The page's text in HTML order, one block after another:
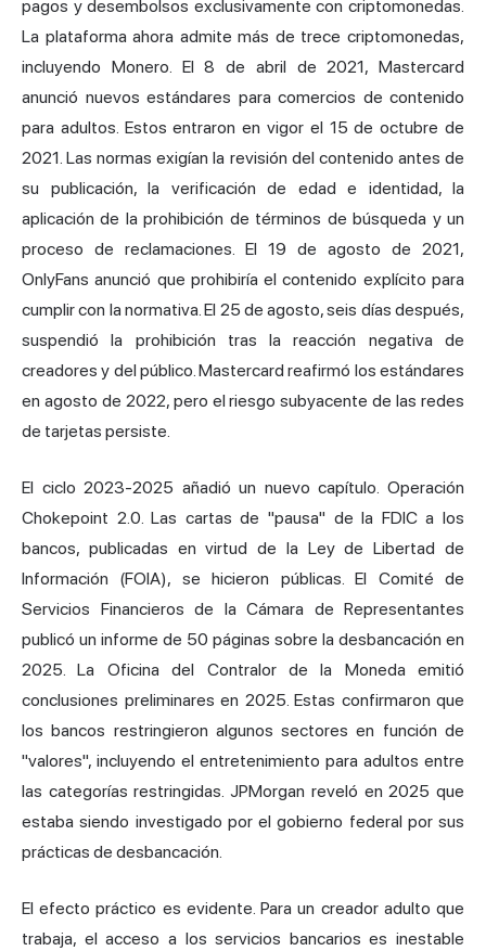
pagos y desembolsos exclusivamente con criptomonedas.
La plataforma ahora admite más de trece criptomonedas,
incluyendo Monero. El 8 de abril de 2021, Mastercard
anunció nuevos estándares para comercios de contenido
para adultos. Estos entraron en vigor el 15 de octubre de
2021. Las normas exigían la revisión del contenido antes de
su publicación, la verificación de edad e identidad, la
aplicación de la prohibición de términos de búsqueda y un
proceso de reclamaciones. El 19 de agosto de 2021,
OnlyFans anunció que prohibiría el contenido explícito para
cumplir con la normativa. El 25 de agosto, seis días después,
suspendió la prohibición tras la reacción negativa de
creadores y del público. Mastercard reafirmó los estándares
en agosto de 2022, pero el riesgo subyacente de las redes
de tarjetas persiste.
El ciclo 2023-2025 añadió un nuevo capítulo. Operación
Chokepoint 2.0. Las cartas de "pausa" de la FDIC a los
bancos, publicadas en virtud de la Ley de Libertad de
Información (FOIA), se hicieron públicas. El Comité de
Servicios Financieros de la Cámara de Representantes
publicó un informe de 50 páginas sobre la desbancación en
2025. La Oficina del Contralor de la Moneda emitió
conclusiones preliminares en 2025. Estas confirmaron que
los bancos restringieron algunos sectores en función de
"valores", incluyendo el entretenimiento para adultos entre
las categorías restringidas. JPMorgan reveló en 2025 que
estaba siendo investigado por el gobierno federal por sus
prácticas de desbancación.
El efecto práctico es evidente. Para un creador adulto que
trabaja, el acceso a los servicios bancarios es inestable